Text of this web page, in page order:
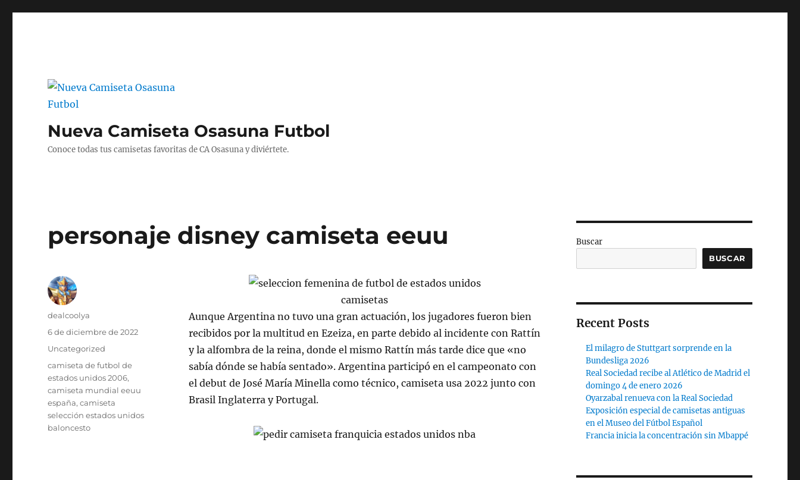
Nueva Camiseta Osasuna Futbol
Conoce todas tus camisetas favoritas de CA Osasuna y diviértete.
personaje disney camiseta eeuu
Aunque Argentina no tuvo una gran actuación, los jugadores fueron bien
recibidos por la multitud en Ezeiza, en parte debido al incidente con Rattín
y la alfombra de la reina, donde el mismo Rattín más tarde dice que «no
sabía dónde se había sentado». Argentina participó en el campeonato con
el debut de José María Minella como técnico, camiseta usa 2022 junto con
Brasil Inglaterra y Portugal.
Autor
dealcoolya
Publicado
6 de diciembre de 2022
Categorías
Uncategorized
Etiquetas
camiseta de futbol de
estados unidos 2006,
camiseta mundial eeuu
españa,camiseta
selección estados unidos
baloncesto
Buscar
BUSCAR
Recent Posts
El milagro de Stuttgart sorprende en la
Bundesliga 2026
Real Sociedad recibe al Atlético de Madrid el
domingo 4 de enero 2026
Oyarzabal renueva con la Real Sociedad
Exposición especial de camisetas antiguas
en el Museo del Fútbol Español
Francia inicia la concentración sin Mbappé